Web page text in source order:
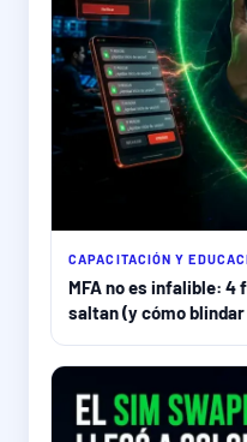
CAPACITACIÓN Y
MFA no es infalible: 4
saltan (y cómo